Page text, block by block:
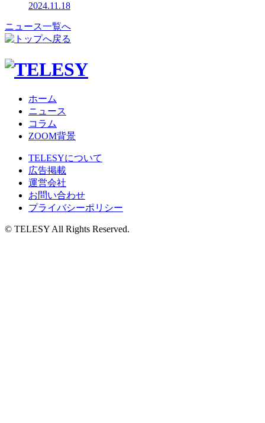
2024.11.18
ニュース一覧へ
ホーム
ニュース
コラム
ZOOM背景
TELESYについて
広告掲載
運営会社
お問い合わせ
プライバシーポリシー
© TELESY All Rights Reserved.